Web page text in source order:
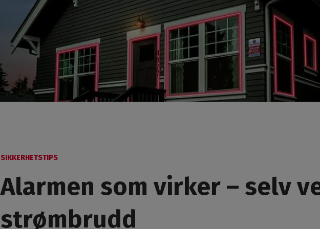
SIKKERHETSTIPS
Alarmen som virker – selv
strømbrudd